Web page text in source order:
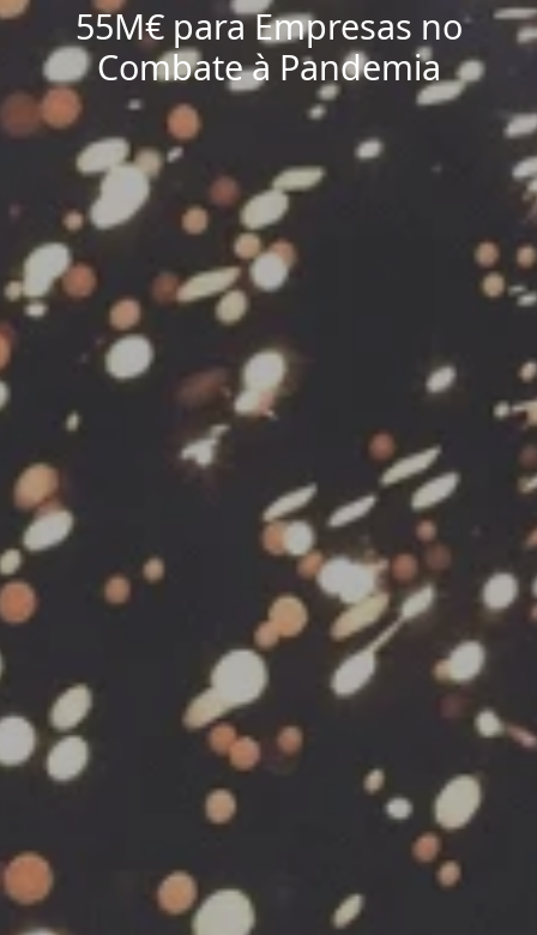
55M€ para Empresas no
Combate à Pandemia